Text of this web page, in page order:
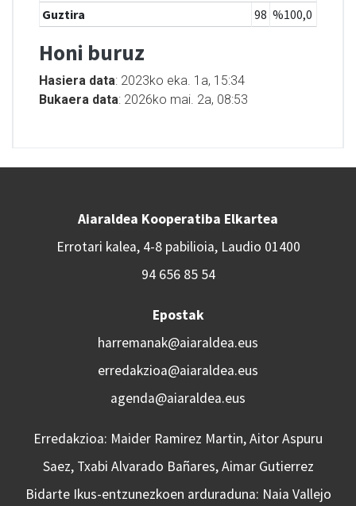
Guztira 98 %100,0
Honi buruz
Hasiera data: 2023ko eka. 1a, 15:34
Bukaera data: 2026ko mai. 2a, 08:53
Aiaraldea Kooperatiba Elkartea
Errotari kalea, 4-8 pabilioia, Laudio 01400
94 656 85 54
Epostak
harremanak@aiaraldea.eus
erredakzioa@aiaraldea.eus
agenda@aiaraldea.eus
Erredakzioa: Maider Ramirez Martin, Aitor Aspuru
Saez, Txabi Alvarado Bañares, Aimar Gutierrez
Bidarte Ikus-entzunezkoen arduraduna: Naia Vallejo